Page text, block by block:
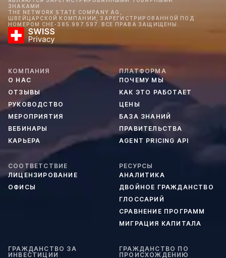
ЗНАКАМИ
THE NETWORK STATE COMPANY AG,
ШВЕЙЦАРСКОЙ КОМПАНИИ, ЗАРЕГИСТРИРОВАННОЙ ПОД
НОМЕРОМ CHE-385.997.597. ВСЕ ПРАВА ЗАЩИЩЕНЫ.
КОМПАНИЯ
О НАС
ОТЗЫВЫ
РУКОВОДСТВО
МЕРОПРИЯТИЯ
ВЕБИНАРЫ
КАРЬЕРА
ПЛАТФОРМА
ПОЧЕМУ МЫ
КАК ЭТО РАБОТАЕТ
ЦЕНЫ
БАЗА ЗНАНИЙ
ПРАВИТЕЛЬСТВА
AGENT PRICING API
СООТВЕТСТВИЕ
ЛИЦЕНЗИРОВАНИЕ
ОФИСЫ
РЕСУРСЫ
АНАЛИТИКА
ДВОЙНОЕ ГРАЖДАНСТВО
ГЛОССАРИЙ
СРАВНЕНИЕ ПРОГРАММ
МИГРАЦИЯ КАПИТАЛА
ГРАЖДАНСТВО ЗА
ИНВЕСТИЦИИ
ГРАЖДАНСТВО ПО
ПРОИСХОЖДЕНИЮ